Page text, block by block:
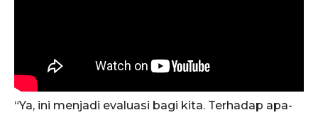
“Ya, ini menjadi evaluasi bagi kita. Terhadap apa-